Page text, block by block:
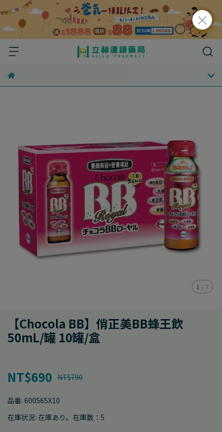
1 / 7
【Chocola BB】俏正美BB蜂王飲
50mL/罐 10罐/盒
NT$690 NT$790
品番: 600565X10
在庫状況: 在庫あり。在庫数：5